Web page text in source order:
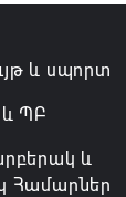
և սպորտ
և ՊԲ
և
Համարներ